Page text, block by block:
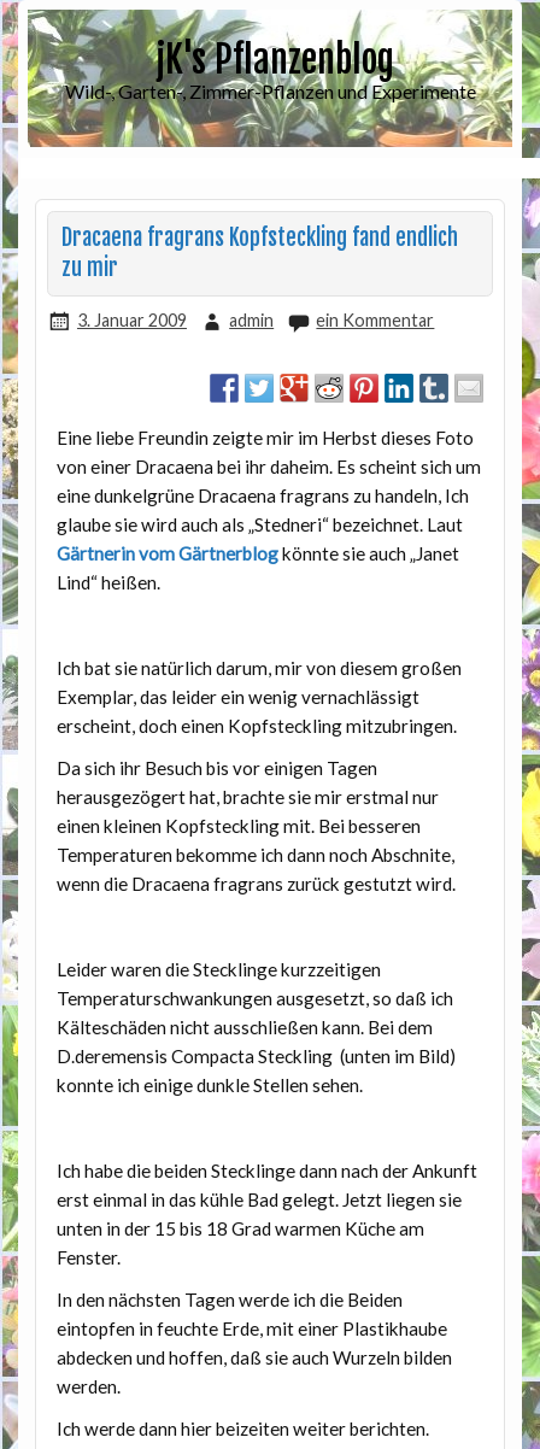
jK's Pflanzenblog
Wild-, Garten-, Zimmer-Pflanzen und Experimente
Dracaena fragrans Kopfsteckling fand endlich
zu mir
3. Januar 2009 admin ein Kommentar
Eine liebe Freundin zeigte mir im Herbst dieses Foto
von einer Dracaena bei ihr daheim. Es scheint sich um
eine dunkelgrüne Dracaena fragrans zu handeln, Ich
glaube sie wird auch als „Stedneri“ bezeichnet. Laut
Gärtnerin vom Gärtnerblogkönnte sie auch „Janet
Lind“ heißen.
Ich bat sie natürlich darum, mir von diesem großen
Exemplar, das leider ein wenig vernachlässigt
erscheint, doch einen Kopfsteckling mitzubringen.
Da sich ihr Besuch bis vor einigen Tagen
herausgezögert hat, brachte sie mir erstmal nur
einen kleinen Kopfsteckling mit. Bei besseren
Temperaturen bekomme ich dann noch Abschnite,
wenn die Dracaena fragrans zurück gestutzt wird.
Leider waren die Stecklinge kurzzeitigen
Temperaturschwankungen ausgesetzt, so daß ich
Kälteschäden nicht ausschließen kann. Bei dem
D.deremensis Compacta Steckling (unten im Bild)
konnte ich einige dunkle Stellen sehen.
Ich habe die beiden Stecklinge dann nach der Ankunft
erst einmal in das kühle Bad gelegt. Jetzt liegen sie
unten in der 15 bis 18 Grad warmen Küche am
Fenster.
In den nächsten Tagen werde ich die Beiden
eintopfen in feuchte Erde, mit einer Plastikhaube
abdecken und hoffen, daß sie auch Wurzeln bilden
werden.
Ich werde dann hier beizeiten weiter berichten.